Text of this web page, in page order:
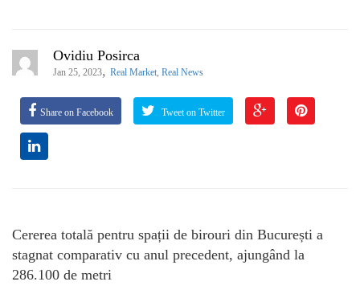
Ovidiu Posirca
Jan 25, 2023, Real Market, Real News
Share on Facebook Tweet on Twitter
Cererea totală pentru spații de birouri din București a
stagnat comparativ cu anul precedent, ajungând la
286.100 de metri